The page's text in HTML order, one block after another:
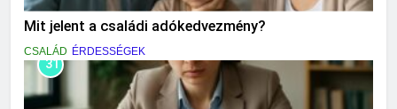
Mit jelent a családi adókedvezmény?
CSALÁD ÉRDESSÉGEK
31